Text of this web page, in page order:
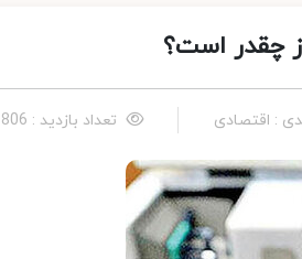
چقدر است؟
: اقتصادی تعداد بازدید : 806 نفر